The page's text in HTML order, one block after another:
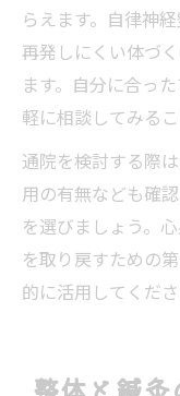
らえます。自律神
再発しにくい体づ
ます。自分に合っ
軽に相談してみるこ
通院を検討する際
用の有無なども確
を選びましょう。
を取り戻すための
的に活用してくださ